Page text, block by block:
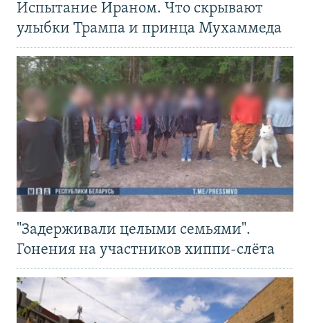
Испытание Ираном. Что скрывают
улыбки Трампа и принца Мухаммеда
"Задерживали целыми семьями".
Гонения на участников хиппи-слёта